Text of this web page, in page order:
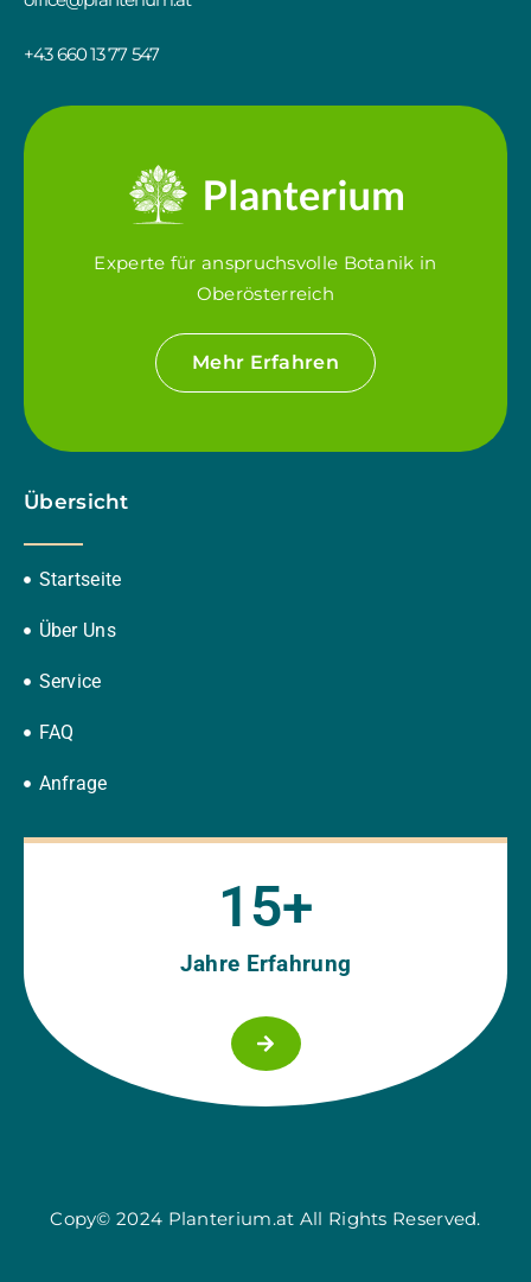
+43 660 13 77 547
Experte für anspruchsvolle Botanik in
Oberösterreich
Mehr Erfahren
Übersicht
Startseite
Über Uns
Service
FAQ
Anfrage
Jahre Erfahrung
15+
Copy© 2024 Planterium.at All Rights Reserved.